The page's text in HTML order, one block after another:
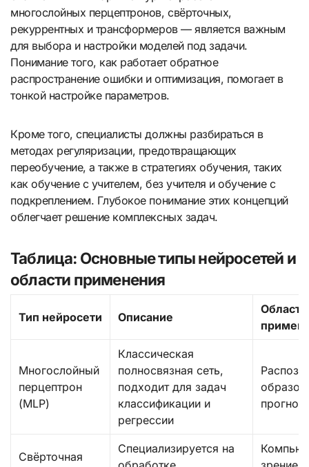
многослойных перцептронов, свёрточных,
рекуррентных и трансформеров — является важным
для выбора и настройки моделей под задачи.
Понимание того, как работает обратное
распространение ошибки и оптимизация, помогает в
тонкой настройке параметров.
Кроме того, специалисты должны разбираться в
методах регуляризации, предотвращающих
переобучение, а также в стратегиях обучения, таких
как обучение с учителем, без учителя и обучение с
подкреплением. Глубокое понимание этих концепций
облегчает решение комплексных задач.
Таблица: Основные типы нейросетей и
области применения
Тип нейросети Описание
Области
Многослойный
перцептрон
(MLP)
Классическая
полносвязная сеть,
подходит для задач
классификации и
регрессии
Свёрточная
Специализируется на